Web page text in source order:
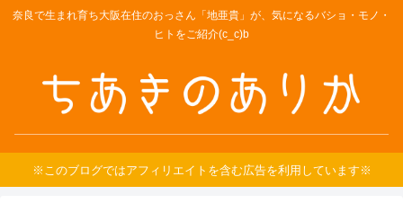
奈良で生まれ育ち大阪在住のおっさん「地亜貴」が、気になるバショ・モノ・
ヒトをご紹介(c_c)b
※このブログではアフィリエイトを含む広告を利用しています※